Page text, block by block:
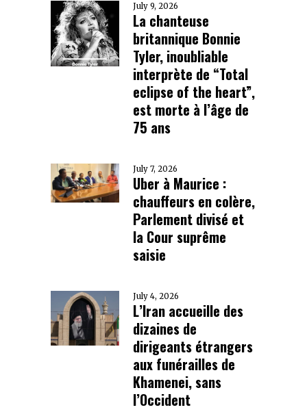
July 9, 2026
La chanteuse
britannique Bonnie
Tyler, inoubliable
interprète de “Total
eclipse of the heart”,
est morte à l’âge de
75 ans
July 7, 2026
Uber à Maurice :
chauffeurs en colère,
Parlement divisé et
la Cour suprême
saisie
July 4, 2026
L’Iran accueille des
dizaines de
dirigeants étrangers
aux funérailles de
Khamenei, sans
l’Occident